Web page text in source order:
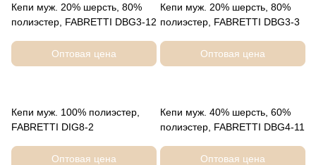
Кепи муж. 20% шерсть, 80%
полиэстер, FABRETTI DBG3-12
Оптовая цена
Кепи муж. 20% шерсть, 80%
полиэстер, FABRETTI DBG3-3
Оптовая цена
Кепи муж. 100% полиэстер,
FABRETTI DIG8-2
Оптовая цена
Кепи муж. 40% шерсть, 60%
полиэстер, FABRETTI DBG4-11
Оптовая цена